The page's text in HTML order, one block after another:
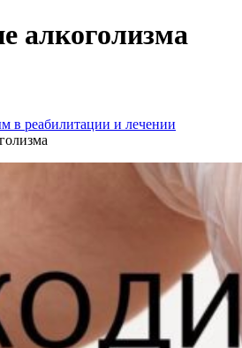
алкоголизма
в реабилитации и лечении